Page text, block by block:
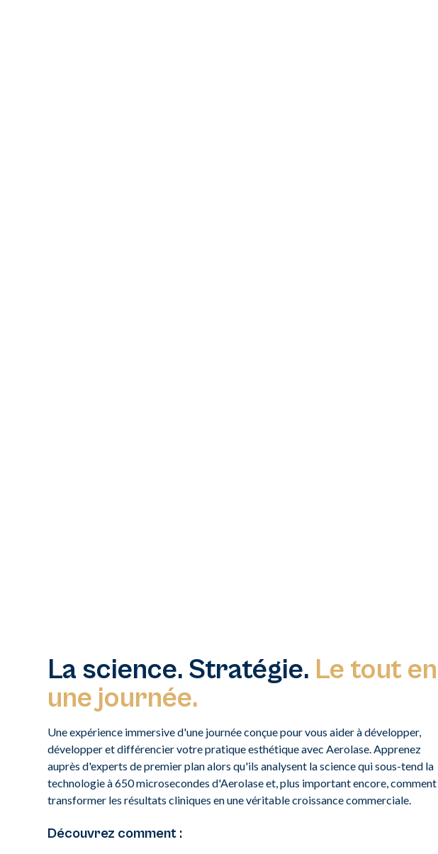
La science. Stratégie. Le tout en
une journée.
Une expérience immersive d'une journée conçue pour vous aider à développer,
développer et différencier votre pratique esthétique avec Aerolase. Apprenez
auprès d'experts de premier plan alors qu'ils analysent la science qui sous-tend la
technologie à 650 microsecondes d'Aerolase et, plus important encore, comment
transformer les résultats cliniques en une véritable croissance commerciale.
Découvrez comment :